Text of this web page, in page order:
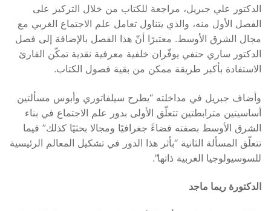
الدكتور علي جبريل، مراجعة للكتاب من خلال التركيز على
الفصل الأول منه، والذي يتناول تعامل علم الاجتماع الغربي مع
مجال الشرق الأوسط. معتبرًا أنّ هذا الفصل بالإضافة إلى فصل
الدكتور ساري حنفي يوفّران خلفية معرفية نقدية تمكّن القارئ
الاستفادة بأكبر طريقة ممكن من بقية فصول الكتاب.
وأضاف جبريل في مداخلته “يطرح سيلفاتوري وأبوس مسألتين
أساسيتين مترابطتين تتعلّق الأولى بدور علم الاجتماع في بناء
الشرق الأوسط بصفته فضاءً جغرافيًا ومجالا بحثيًا كذلك” فيما
تتعلّق المسألة الثانية “بأثر هذا الدور في تشكيل المعالم الرئيسية
للسوسيولوجيا الغربية ذاتها”.
الدكتورة ريما ماجد